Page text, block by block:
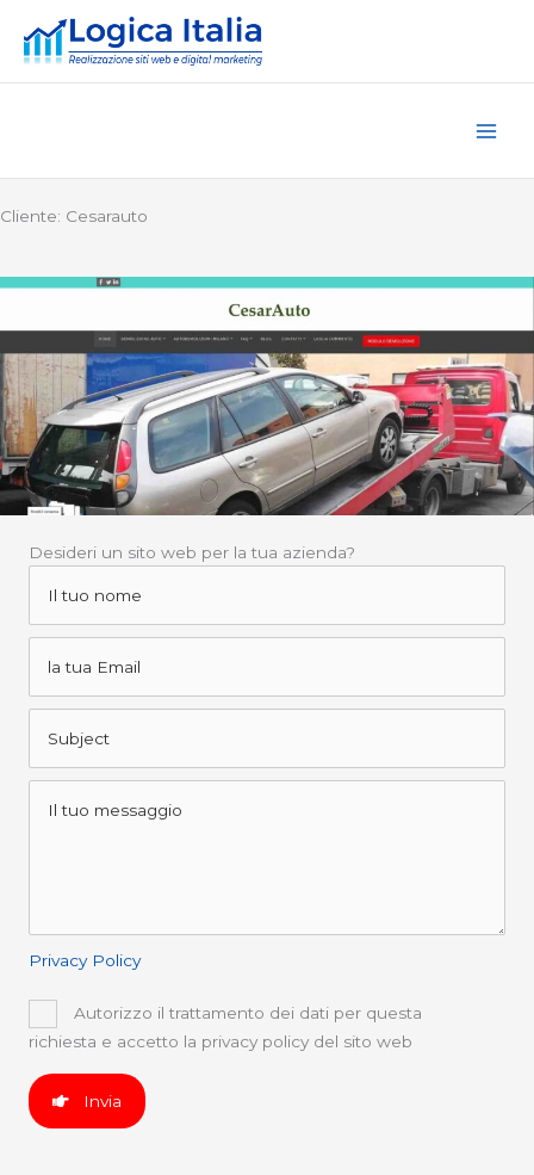
contenuto
Cliente: Cesarauto
Desideri un sito web per la tua azienda?
Privacy Policy
Autorizzo il trattamento dei dati per questa
richiesta e accetto la privacy policy del sito web
Invia